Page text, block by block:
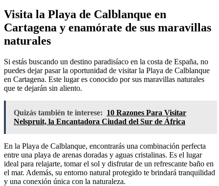
Visita la Playa de Calblanque en
Cartagena y enamórate de sus maravillas
naturales
Si estás buscando un destino paradisíaco en la costa de España, no
puedes dejar pasar la oportunidad de visitar la Playa de Calblanque
en Cartagena. Este lugar es conocido por sus maravillas naturales
que te dejarán sin aliento.
Quizás también te interese: 10 Razones Para Visitar
Nelspruit, la Encantadora Ciudad del Sur de África
En la Playa de Calblanque, encontrarás una combinación perfecta
entre una playa de arenas doradas y aguas cristalinas. Es el lugar
ideal para relajarte, tomar el sol y disfrutar de un refrescante baño en
el mar. Además, su entorno natural protegido te brindará tranquilidad
y una conexión única con la naturaleza.